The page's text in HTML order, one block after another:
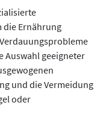
die Ernährung
Auswahl geeigneter
und die Vermeidung
oder